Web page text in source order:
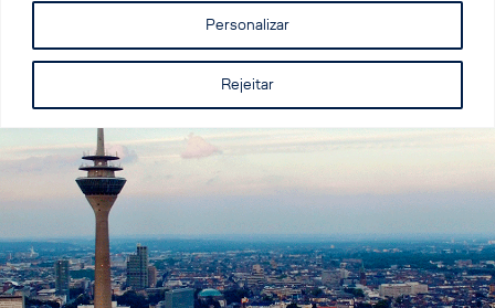
Personalizar
Rejeitar